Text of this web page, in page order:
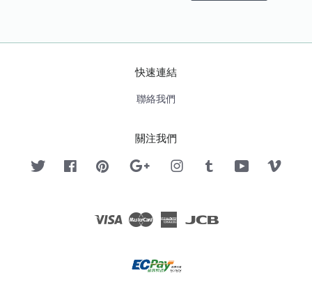
快速連結
聯絡我們
關注我們
Twitter FacebookPinterest Google InstagramTumblr YouTube
Visa Master American